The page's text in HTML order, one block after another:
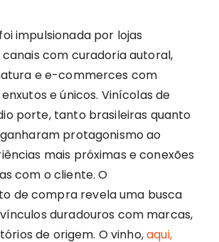
impulsionada por lojas
canais com curadoria autoral,
e e-commerces com
e únicos. Vinícolas de
porte, tanto brasileiras quanto
protagonismo ao
mais próximas e conexões
com o cliente. O
de compra revela uma busca
duradouros com marcas,
de origem. O vinho,aqui,